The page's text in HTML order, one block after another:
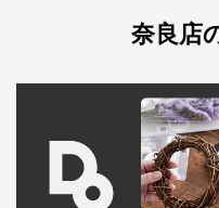
奈良店